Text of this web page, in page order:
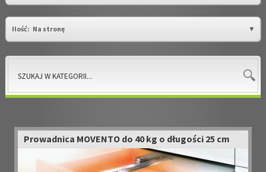
Ilość: Na stronę
Prowadnica MOVENTO do 40 kg o długości 25 cm